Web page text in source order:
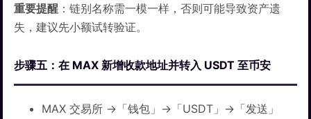
重要提醒 ：链别名称需一模一样，否则可能导致资产遗
失，建议先小额试转验证。
步骤五：在 MAX 新增收款地址并转入 USDT 至币安
MAX 交易所 →「钱包」→「USDT」→「发送」